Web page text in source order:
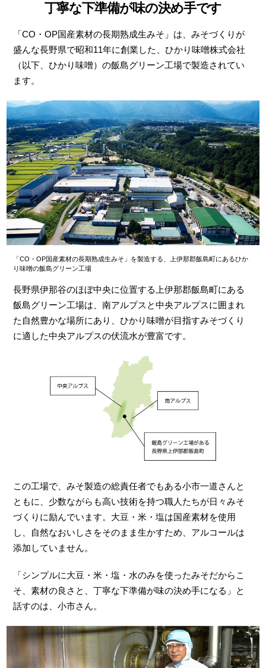
丁寧な下準備が味の決め手です
「CO・OP国産素材の長期熟成生みそ」は、みそづくりが
盛んな長野県で昭和11年に創業した、ひかり味噌株式会社
（以下、ひかり味噌）の飯島グリーン工場で製造されてい
ます。
「CO・OP国産素材の長期熟成生みそ」を製造する、上伊那郡飯島町にあるひか
り味噌の飯島グリーン工場
長野県伊那谷のほぼ中央に位置する上伊那郡飯島町にある
飯島グリーン工場は、南アルプスと中央アルプスに囲まれ
た自然豊かな場所にあり、ひかり味噌が目指すみそづくり
に適した中央アルプスの伏流水が豊富です。
この工場で、みそ製造の総責任者でもある小市一道さんと
ともに、少数ながらも高い技術を持つ職人たちが日々みそ
づくりに励んでいます。大豆・米・塩は国産素材を使用
し、自然なおいしさをそのまま生かすため、アルコールは
添加していません。
「シンプルに大豆・米・塩・水のみを使ったみそだからこ
そ、素材の良さと、丁寧な下準備が味の決め手になる」と
話すのは、小市さん。